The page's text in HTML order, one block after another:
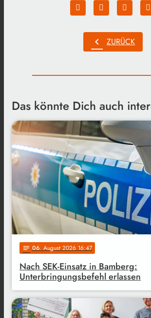
chevron_left ZURÜCK
Das könnte Dich auch
notes 06. August 2026 16:47
Nach SEK-Einsatz in Bamberg:
Unterbringungsbefehl erlassen